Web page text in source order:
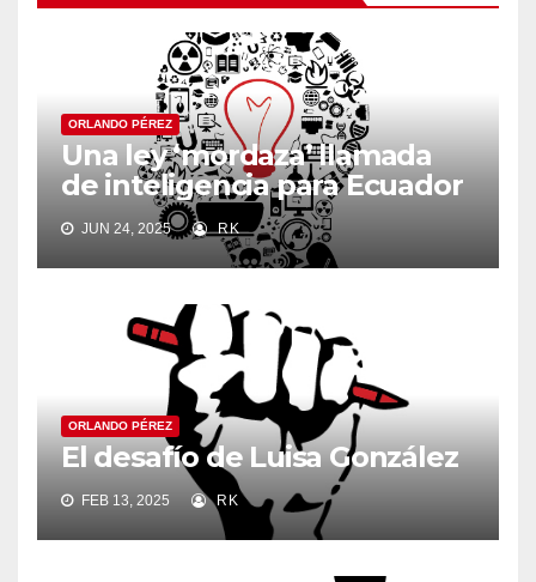
ORLANDO PÉREZ
Una ley ‘mordaza’ llamada
de inteligencia para Ecuador
JUN 24, 2025 RK
ORLANDO PÉREZ
El desafío de Luisa González
FEB 13, 2025 RK